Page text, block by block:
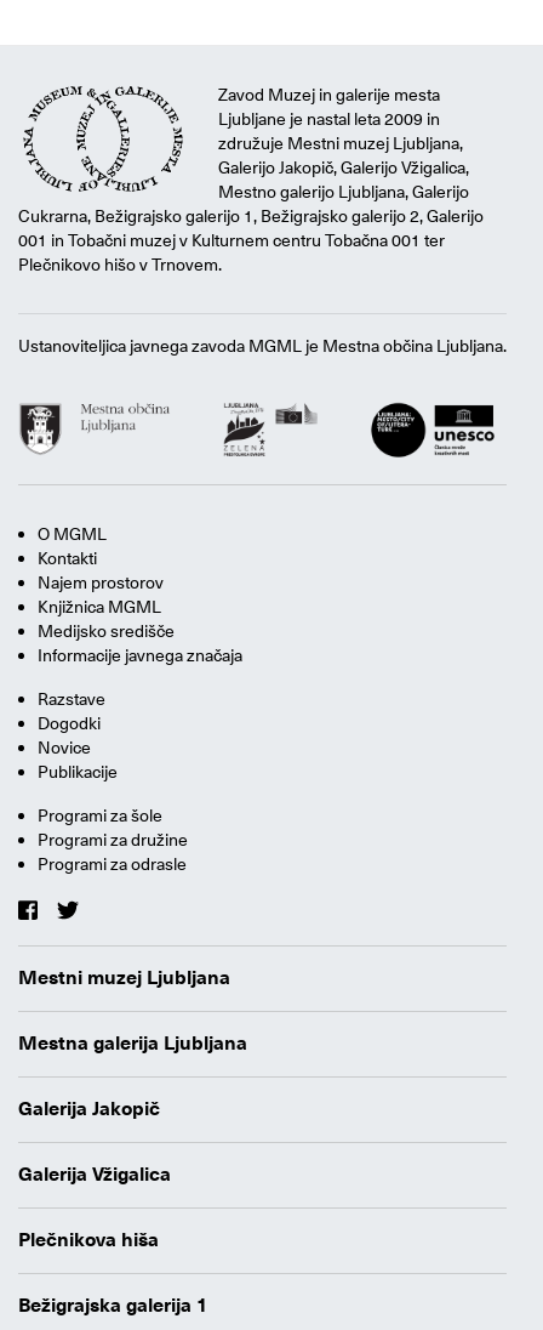
Zavod Muzej in galerije mesta
Ljubljane je nastal leta 2009 in
združuje Mestni muzej Ljubljana,
Galerijo Jakopič, Galerijo Vžigalica,
Mestno galerijo Ljubljana, Galerijo
Cukrarna, Bežigrajsko galerijo 1, Bežigrajsko galerijo 2, Galerijo
001 in Tobačni muzej v Kulturnem centru Tobačna 001 ter
Plečnikovo hišo v Trnovem.
Ustanoviteljica javnega zavoda MGML je Mestna občina Ljubljana.
O MGML
Kontakti
Najem prostorov
Knjižnica MGML
Medijsko središče
Informacije javnega značaja
Razstave
Dogodki
Novice
Publikacije
Programi za šole
Programi za družine
Programi za odrasle
Mestni muzej Ljubljana
Mestna galerija Ljubljana
Galerija Jakopič
Galerija Vžigalica
Plečnikova hiša
Bežigrajska galerija 1